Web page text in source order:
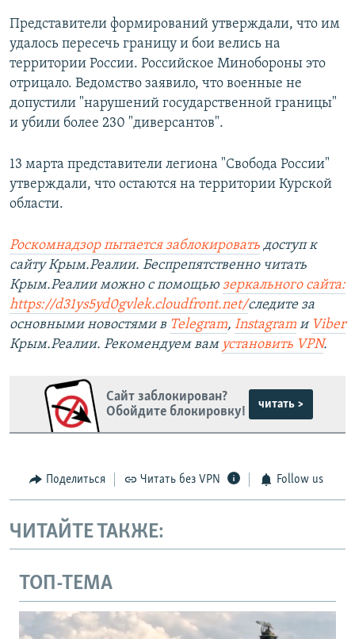
Представители формирований утверждали, что им
удалось пересечь границу и бои велись на
территории России. Российское Минобороны это
отрицало. Ведомство заявило, что военные не
допустили "нарушений государственной границы"
и убили более 230 "диверсантов".
13 марта представители легиона "Свобода России"
утверждали, что остаются на территории Курской
области.
Роскомнадзор пытается заблокировать доступ к
сайту Крым.Реалии. Беспрепятственно читать
Крым.Реалии можно с помощью зеркального сайта:
https://d31ys5yd0gvlek.cloudfront.net/следите за
основными новостями в Telegram, Instagram и Viber
Крым.Реалии. Рекомендуем вам установить VPN.
Сайт заблокирован?
Обойдите блокировку!
читать >
Поделиться Читать без VPN Follow us
ЧИТАЙТЕ ТАКЖЕ:
ТОП-ТЕМА